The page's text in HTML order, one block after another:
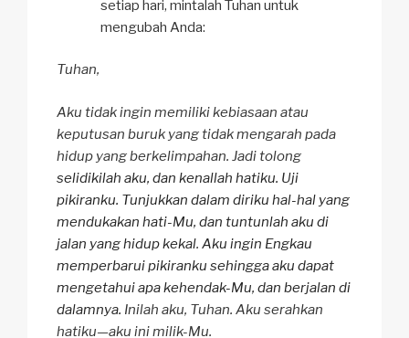
setiap hari, mintalah Tuhan untuk
mengubah Anda:
Tuhan,
Aku tidak ingin memiliki kebiasaan atau
keputusan buruk yang tidak mengarah pada
hidup yang berkelimpahan. Jadi tolong
selidikilah aku, dan kenallah hatiku. Uji
pikiranku. Tunjukkan dalam diriku hal-hal yang
mendukakan hati-Mu, dan tuntunlah aku di
jalan yang hidup kekal. Aku ingin Engkau
memperbarui pikiranku sehingga aku dapat
mengetahui apa kehendak-Mu, dan berjalan di
dalamnya. Inilah aku, Tuhan. Aku serahkan
hatiku—aku ini milik-Mu.